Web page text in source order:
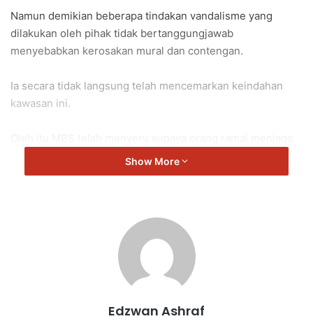
Namun demikian beberapa tindakan vandalisme yang
dilakukan oleh pihak tidak bertanggungjawab
menyebabkan kerosakan mural dan contengan.
Ia secara tidak langsung telah mencemarkan keindahan
kawasan ini.
kemudahan dan keindahan di lorong tersebut.
Show More
Edzwan Ashraf